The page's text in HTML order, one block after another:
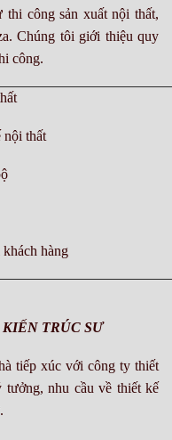
công sản xuất nội thất,
Chúng tôi giới thiệu quy
công.
nội thất
hàng
TRÚC SƯ
tiếp xúc với công ty thiết
nhu cầu về thiết kế